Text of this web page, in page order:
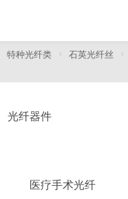
特种光纤类
石英光纤丝
光纤器件
医疗手术光纤